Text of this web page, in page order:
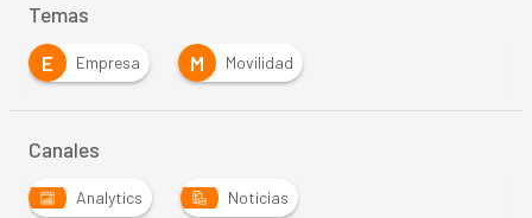
Temas
E
Empresa M Movilidad
Canales
Analytics Noticias